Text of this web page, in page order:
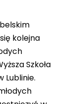
kolejna
Szkoła
Lublinie.